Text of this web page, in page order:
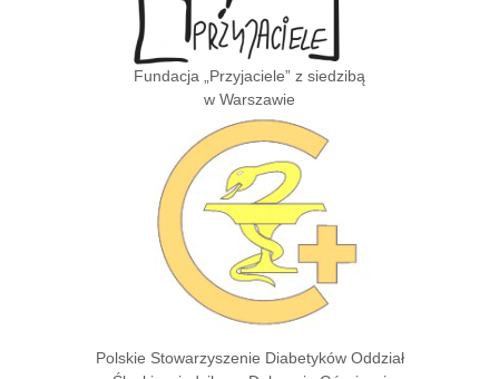
Fundacja „Przyjaciele” z siedzibą
w Warszawie
Polskie Stowarzyszenie Diabetyków Oddział